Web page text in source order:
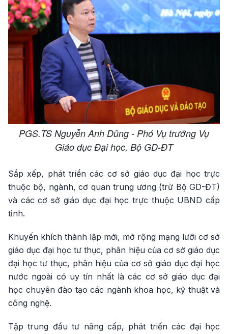
PGS.TS Nguyễn Anh Dũng - Phó Vụ trưởng Vụ
Giáo dục Đại học, Bộ GD-ĐT
Sắp xếp, phát triển các cơ sở giáo dục đại học trực
thuộc bộ, ngành, cơ quan trung ương (trừ Bộ GD-ĐT)
và các cơ sở giáo dục đại học trực thuộc UBND cấp
tỉnh.
Khuyến khích thành lập mới, mở rộng mạng lưới cơ sở
giáo dục đại học tư thục, phân hiệu của cơ sở giáo dục
đại học tư thục, phân hiệu của cơ sở giáo dục đại học
nước ngoài có uy tín nhất là các cơ sở giáo dục đại
học chuyên đào tạo các ngành khoa học, kỹ thuật và
công nghệ.
Tập trung đầu tư nâng cấp, phát triển các đại học